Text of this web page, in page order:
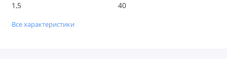
1,5 40
Все характеристики